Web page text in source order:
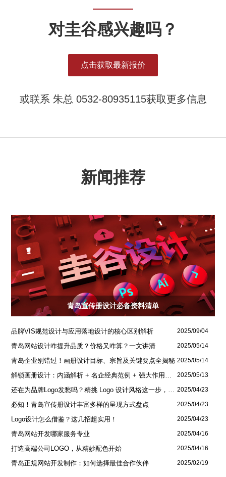
对圭谷感兴趣吗？
点击获取最新报价
或联系 朱总 0532-80935115获取更多信息
新闻推荐
青岛宣传册设计必备资料清单
品牌VIS规范设计与应用落地设计的核心区别解析 2025/09/04
青岛网站设计咋提升品质？价格又咋算？一文讲清 2025/05/14
青岛企业别错过！画册设计目标、宗旨及关键要点全揭秘 2025/05/14
解锁画册设计：内涵解析 + 名企经典范例 + 强大作用全揭秘 2025/05/13
还在为品牌Logo发愁吗？精挑 Logo 设计风格这一步，轻松铸就独属于你的品牌魅力 2025/04/23
必知！青岛宣传册设计丰富多样的呈现方式盘点 2025/04/23
Logo设计怎么借鉴？这几招超实用！ 2025/04/23
青岛网站开发哪家服务专业 2025/04/16
打造高端公司LOGO，从精妙配色开始 2025/04/16
青岛正规网站开发制作：如何选择最佳合作伙伴 2025/02/19